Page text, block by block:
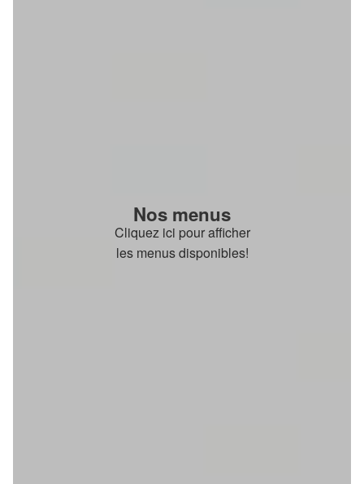
Nos menus
Cliquez ici pour afficher
les menus disponibles!